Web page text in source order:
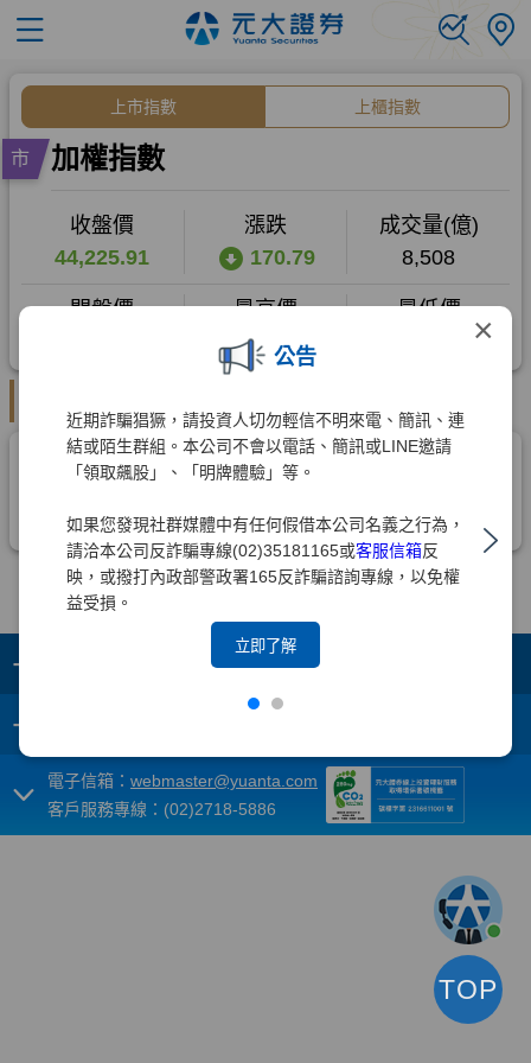
×
公告
近期詐騙猖獗，請投資人切勿輕信不明來電、簡訊、連
結或陌生群組。本公司不會以電話、簡訊或LINE邀請
「領取飆股」、「明牌體驗」等。
如果您發現社群媒體中有任何假借本公司名義之行為，
請洽本公司反詐騙專線(02)35181165或客服信箱反
映，或撥打內政部警政署165反詐騙諮詢專線，以免權
益受損。
立即了解
+
+
電子信箱： webmaster@yuanta.com
客戶服務專線：(02)2718-5886
TOP